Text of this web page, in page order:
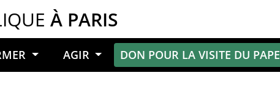
À PARIS
AGIR DON POUR LA VISITE DU PAPE